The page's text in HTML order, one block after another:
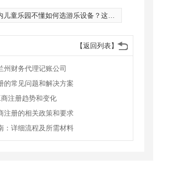
乐园不懂如何选游乐设备？这四个技巧你须知道！
【返回列表】
州财务代理记账公司
的常见问题和解决方案
注册趋势和变化
注册的相关政策和要求
：详细流程及所需材料